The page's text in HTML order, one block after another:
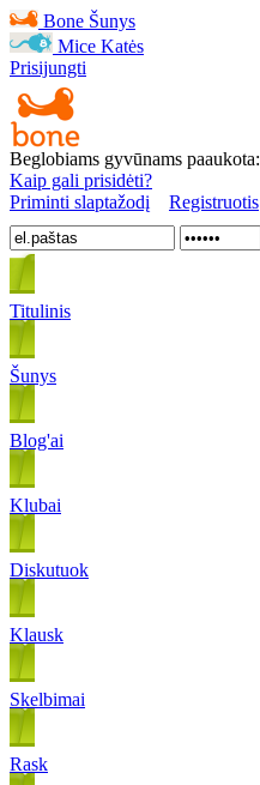
Bone Šunys
Mice Katės
Prisijungti
Beglobiams gyvūnams paaukota:
Kaip gali prisidėti?
Priminti slaptažodį
Registruotis
Titulinis
Šunys
Blog'ai
Klubai
Diskutuok
Klausk
Skelbimai
Rask